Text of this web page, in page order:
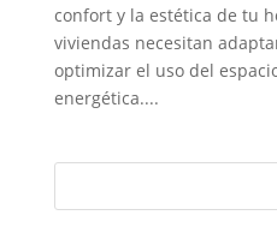
confort y la estética de tu
viviendas necesitan
optimizar el uso del
energética....